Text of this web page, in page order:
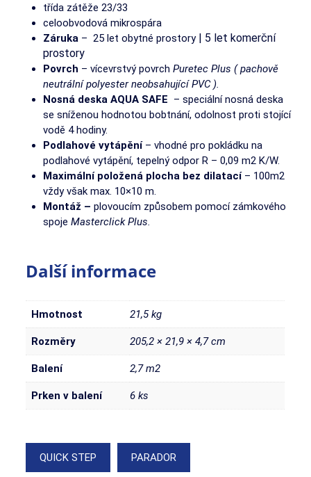
třída zátěže 23/33
celoobvodová mikrospára
Záruka – 25 let obytné prostory | 5 let komerční
prostory
Povrch – vícevrstvý povrchPuretec Plus ( pachově
neutrální polyester neobsahující PVC ).
Nosná deska AQUA SAFE – speciální nosná deska
se sníženou hodnotou bobtnání, odolnost proti stojící
vodě 4 hodiny.
Podlahové vytápění – vhodné pro pokládku na
podlahové vytápění, tepelný odpor R – 0,09 m2 K/W.
Maximální položená plocha bez dilatací – 100m2
vždy však max. 10×10 m.
Montáž –plovoucím způsobem pomocí zámkového
spojeMasterclick Plus.
Další informace
Hmotnost 21,5 kg
Rozměry 205,2 × 21,9 × 4,7 cm
Balení 2,7 m2
Prken v balení 6 ks
QUICK STEP PARADOR